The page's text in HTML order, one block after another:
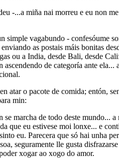
-...a miña nai morreu e eu non
simple vagabundo - confesóume
as postais máis bonitas
ou a India, desde Bali, desde
de categoría ante ela...
atar o pacote de comida; entón,
min:
marcha de todo deste mundo... a
que eu estivese moi lonxe... e
eu. Parecera que só hai unha
seguramente lle gusta
xogar ao xogo do amor.